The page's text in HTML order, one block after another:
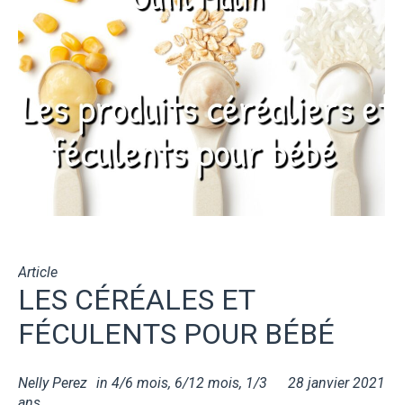
Article
LES CÉRÉALES ET
FÉCULENTS POUR BÉBÉ
28 janvier 2021
Nelly Perez in 4/6 mois, 6/12 mois, 1/3